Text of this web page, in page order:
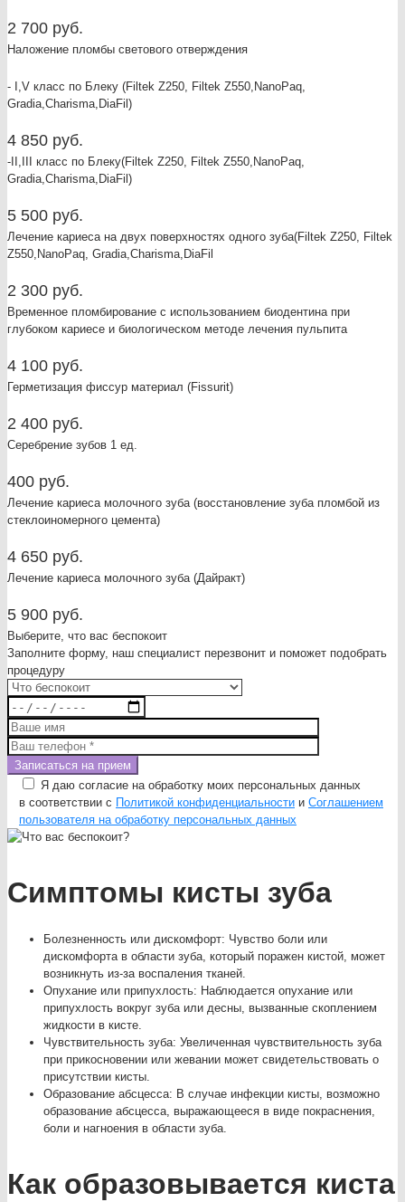
2 700 руб.
Наложение пломбы светового отверждения
- I,V класс по Блеку (Filtek Z250, Filtek Z550,NanoPaq,
Gradia,Charisma,DiaFil)
4 850 руб.
-II,III класс по Блеку(Filtek Z250, Filtek Z550,NanoPaq,
Gradia,Charisma,DiaFil)
5 500 руб.
Лечение кариеса на двух поверхностях одного зуба(Filtek Z250, Filtek
Z550,NanoPaq, Gradia,Charisma,DiaFil
2 300 руб.
Временное пломбирование с использованием биодентина при
глубоком кариесе и биологическом методе лечения пульпита
4 100 руб.
Герметизация фиссур материал (Fissurit)
2 400 руб.
Серебрение зубов 1 ед.
400 руб.
Лечение кариеса молочного зуба (восстановление зуба пломбой из
стеклоиномерного цемента)
4 650 руб.
Лечение кариеса молочного зуба (Дайракт)
5 900 руб.
Выберите, что вас беспокоит
Заполните форму, наш специалист перезвонит и поможет подобрать
процедуру
Я даю согласие на обработку моих персональных данных
в соответствии с Политикой конфиденциальности и Соглашением
пользователя на обработку персональных данных
Симптомы кисты зуба
Болезненность или дискомфорт: Чувство боли или
дискомфорта в области зуба, который поражен кистой, может
возникнуть из-за воспаления тканей.
Опухание или припухлость: Наблюдается опухание или
припухлость вокруг зуба или десны, вызванные скоплением
жидкости в кисте.
Чувствительность зуба: Увеличенная чувствительность зуба
при прикосновении или жевании может свидетельствовать о
присутствии кисты.
Образование абсцесса: В случае инфекции кисты, возможно
образование абсцесса, выражающееся в виде покраснения,
боли и нагноения в области зуба.
Как образовывается киста